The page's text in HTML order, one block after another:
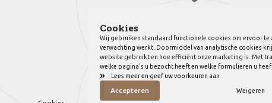
Cookies
Wij gebruiken standaard functionele cookies om ervoor te
verwachting werkt. Doormiddel van analytische cookies
website gebruikt en hoe efficiënt onze marketing is. Met
welke pagina's u bezocht heeft en welke formulieren u
» Lees meer en geef uw voorkeuren aan
Accepteren Weigeren